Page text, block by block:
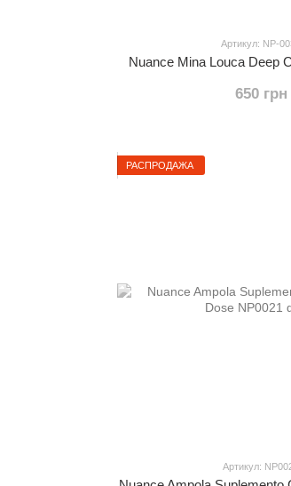
Артикул: NP-
Nuance Mina Louca Deep
650 грн
РАСПРОДАЖА
Артикул: